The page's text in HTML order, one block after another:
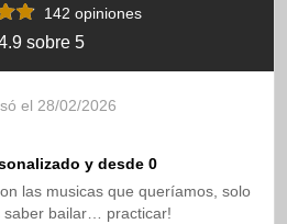
142 opiniones
sobre 5
el 28/02/2026
y desde 0
las musicas que queríamos, solo
saber bailar… practicar!